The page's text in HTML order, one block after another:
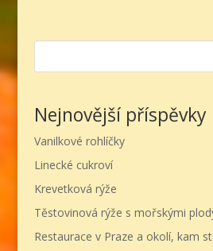
Nejnovější příspěvky
Vanilkové rohlíčky
Linecké cukroví
Krevetková rýže
Těstovinová rýže s mořskými
Restaurace v Praze a okolí, kam